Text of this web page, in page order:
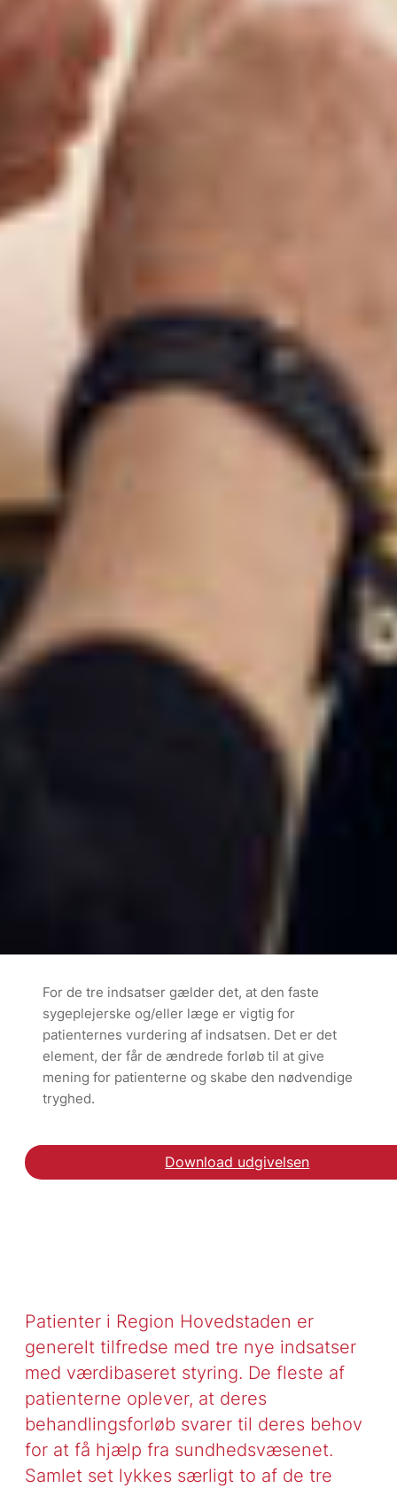
For de tre indsatser gælder det, at den faste
sygeplejerske og/eller læge er vigtig for
patienternes vurdering af indsatsen. Det er det
element, der får de ændrede forløb til at give
mening for patienterne og skabe den nødvendige
tryghed.
Download udgivelsen
Hent rapporten
Patienter i Region Hovedstaden er
generelt tilfredse med tre nye indsatser
med værdibaseret styring. De fleste af
patienterne oplever, at deres
behandlingsforløb svarer til deres behov
for at få hjælp fra sundhedsvæsenet.
Samlet set lykkes særligt to af de tre